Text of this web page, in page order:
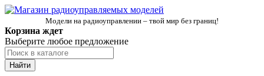
Модели на радиоуправлении – твой мир без границ!
Корзина ждет
Выберите любое предложение
Найти